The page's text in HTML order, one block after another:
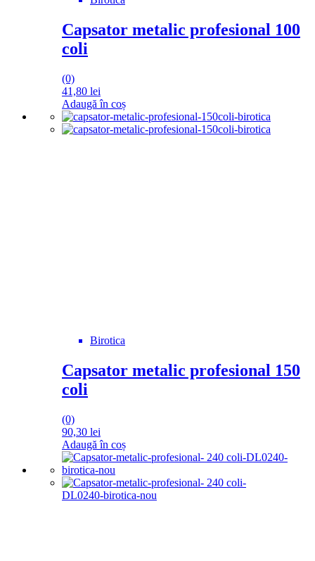
Capsator metalic profesional 100
coli
(0)
41,80 lei
Adaugă în coș
Birotica
Capsator metalic profesional 150
coli
(0)
90,30 lei
Adaugă în coș